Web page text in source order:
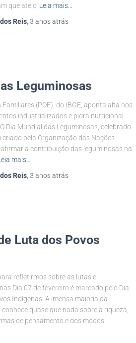
que até o Leia mais…
Reis 3 anosatrás
Leguminosas
(POF), do IBGE, aponta alta nos
industrializados e piora nutricional
Dia Mundial das Leguminosas, celebrado
criado pela Organização das Nações
a contribuição das leguminosas na
mais…
Reis 3 anosatrás
Luta dos Povos
refletirmos sobre as lutas e
Dia 07 de fevereiro é marcado pelo Dia
Indígenas! A imensa maioria da
quase que nada sobre a riqueza,
de pensamento e dos modos